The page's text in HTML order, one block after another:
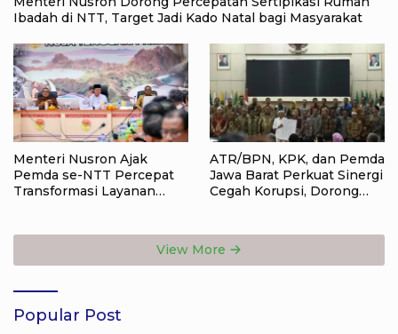
Ibadah di NTT, Target Jadi Kado Natal bagi Masyarakat
Menteri Nusron Ajak
Pemda se-NTT Percepat
Transformasi Layanan
12 Hari
ATR/BPN, KPK, dan Pemda
Jawa Barat Perkuat Sinergi
Cegah Korupsi, Dorong
View More
Popular Post